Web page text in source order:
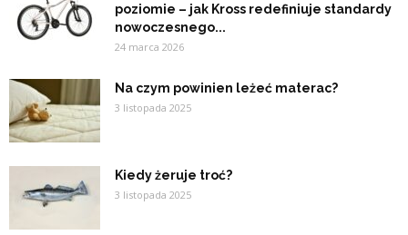
poziomie – jak Kross redefiniuje standardy
nowoczesnego...
24 marca 2026
Na czym powinien leżeć materac?
3 listopada 2025
Kiedy żeruje troć?
3 listopada 2025